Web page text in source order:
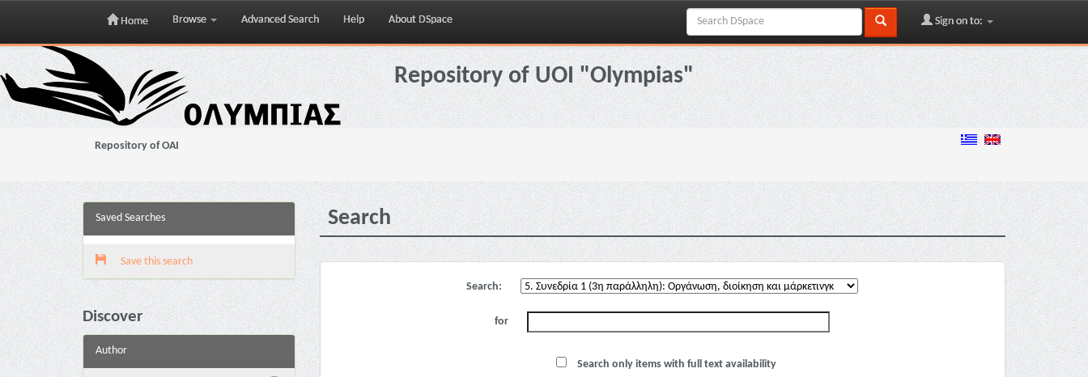
Skip
navigation
Home Browse Advanced Search Help About DSpace Sign on to:
Repository of UOI "Olympias"
Repository of OAI
Saved Searches
Save this search
Discover
Author
Search
Search:
for
Search only items with full text availability